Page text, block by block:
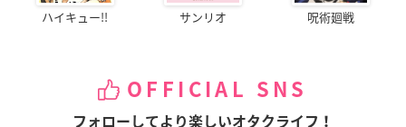
ハイキュー!! サンリオ 呪術廻戦
OFFICIAL SNS
フォローしてより楽しいオタクライフ！